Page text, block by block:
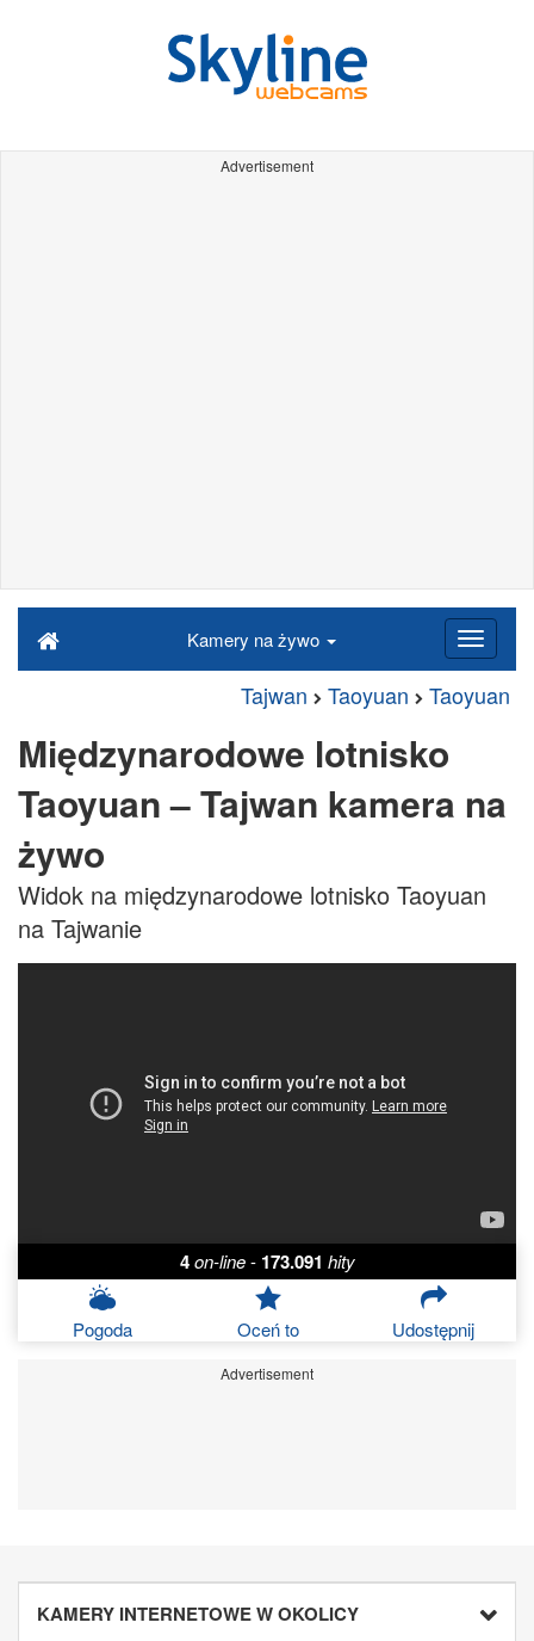
Advertisement
Kamery na żywo
Tajwan Taoyuan Taoyuan
Międzynarodowe lotnisko
Taoyuan – Tajwan kamera na
żywo
Widok na międzynarodowe lotnisko Taoyuan
na Tajwanie
4 on-line - 173.091 hity
Pogoda Oceń to Udostępnij
Advertisement
KAMERY INTERNETOWE W OKOLICY